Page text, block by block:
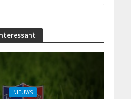
NIEUWS